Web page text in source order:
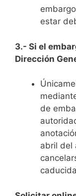
estar
3.- Si el
Dirección
de
abril del